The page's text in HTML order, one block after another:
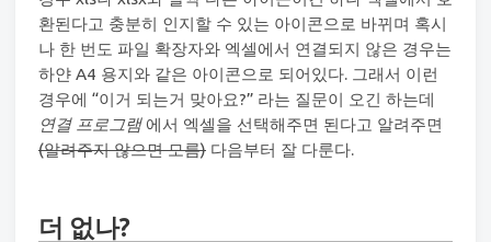
환된다고 충분히 인지할 수 있는 아이콘으로 바뀌며 혹시
나 한 번도 파일 확장자와 엑셀에서 연결되지 않은 경우는
하얀 A4 용지와 같은 아이콘으로 되어있다. 그래서 이런
경우에 “이거 되는거 맞아요?” 라는 질문이 오긴 하는데
연결 프로그램에서 엑셀을 선택해주면 된다고 알려주면
(알려주지 않으면 모름) 다음부터 잘 다룬다.
더 없나?